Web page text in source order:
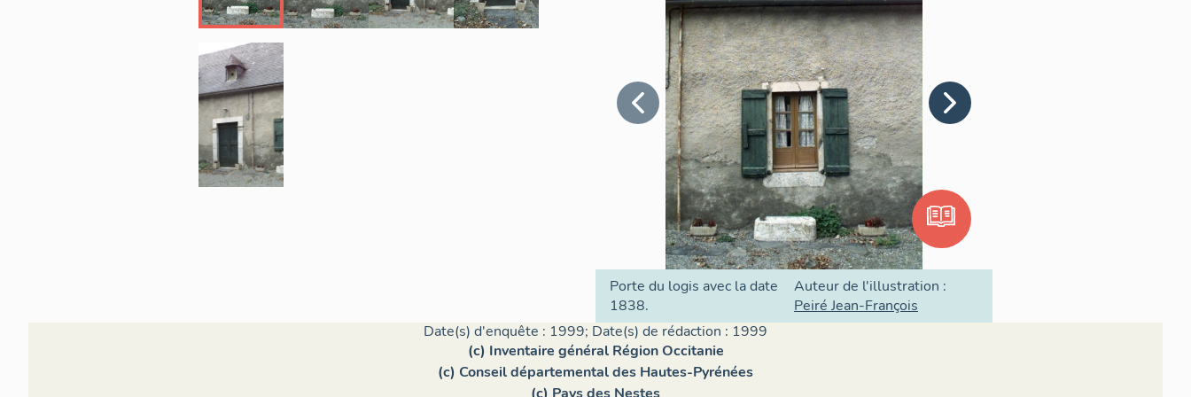
Porte du logis avec la date
1838.
Auteur de l'illustration :
Peiré Jean-François
Date(s) d'enquête : 1999; Date(s) de rédaction : 1999
(c) Inventaire général Région Occitanie
(c) Conseil départemental des Hautes-Pyrénées